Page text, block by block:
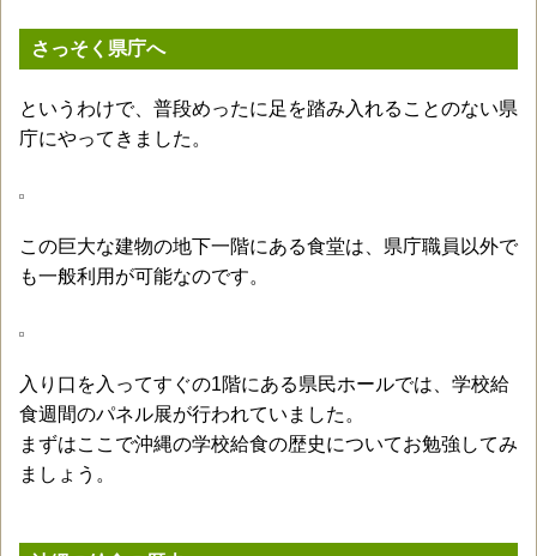
さっそく県庁へ
というわけで、普段めったに足を踏み入れることのない県
庁にやってきました。
この巨大な建物の地下一階にある食堂は、県庁職員以外で
も一般利用が可能なのです。
入り口を入ってすぐの1階にある県民ホールでは、学校給
食週間のパネル展が行われていました。
まずはここで沖縄の学校給食の歴史についてお勉強してみ
ましょう。